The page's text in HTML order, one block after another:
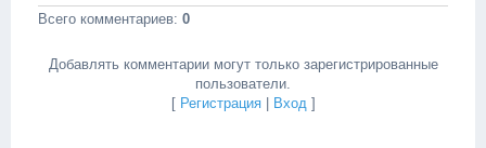
Всего комментариев: 0
Добавлять комментарии могут только зарегистрированные
пользователи.
[ Регистрация| Вход ]